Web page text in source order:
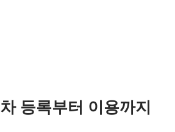
등록부터 이용까지